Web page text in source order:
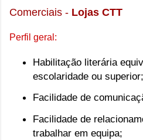
Comerciais - Lojas CTT
Perfil geral:
Habilitação literária
escolaridade ou superior;
Facilidade de
Facilidade de
trabalhar em equipa;